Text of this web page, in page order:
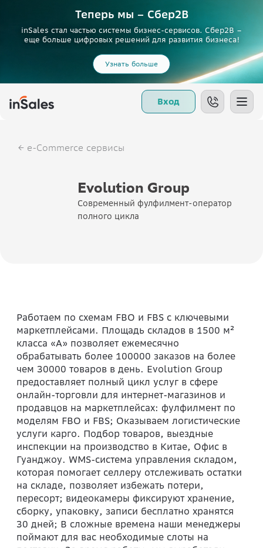
Теперь мы – Сбер2B
inSales стал частью системы бизнес-сервисов. Сбер2В –
еще больше цифровых решений для развития бизнеса!
Узнать больше
Вход
e-Commerce сервисы
Evolution Group
Современный фулфилмент-оператор
полного цикла
Работаем по схемам FBO и FBS с ключевыми
маркетплейсами. Площадь складов в 1500 м²
класса «А» позволяет ежемесячно
обрабатывать более 100000 заказов на более
чем 30000 товаров в день. Evolution Group
предоставляет полный цикл услуг в сфере
онлайн-торговли для интернет-магазинов и
продавцов на маркетплейсах: фулфилмент по
моделям FBO и FBS; Оказываем логистические
услуги карго. Подбор товаров, выездные
инспекции на производство в Китае, Офис в
Гуанджоу. WMS-система управления складом,
которая помогает селлеру отслеживать остатки
на складе, позволяет избежать потери,
пересорт; видеокамеры фиксируют хранение,
сборку, упаковку, записи бесплатно хранятся
30 дней; В сложные времена наши менеджеры
поймают для вас необходимые слоты на